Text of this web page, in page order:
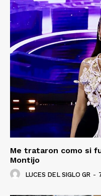
Me trataron como si
Montijo
LUCES DEL SIGLO GR -